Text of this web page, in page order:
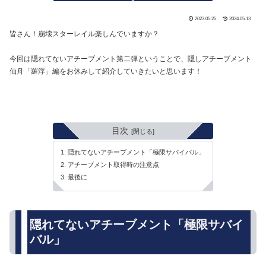
2023.05.25 2024.05.13
皆さん！崩壊スターレイル楽しんでいますか？
今回は隠れてないアチーブメント第二弾ということで、隠しアチーブメント
仙舟「羅浮」編をお休みして紹介していきたいと思います！
目次
隠れてないアチーブメント「極限サバイバル」
アチーブメント取得時の注意点
最後に
隠れてないアチーブメント「極限サバイ
バル」